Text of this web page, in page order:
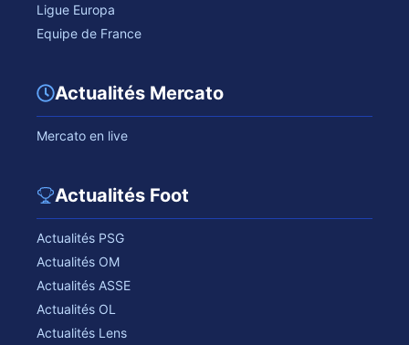
Ligue Europa
Equipe de France
Actualités Mercato
Mercato en live
Actualités Foot
Actualités PSG
Actualités OM
Actualités ASSE
Actualités OL
Actualités Lens